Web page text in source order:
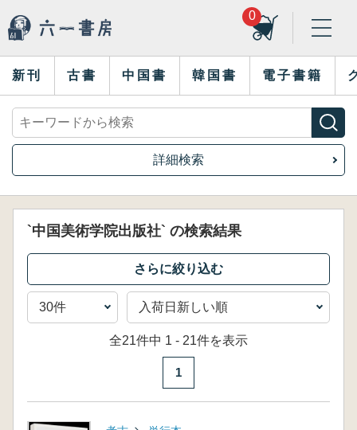
0
新刊 古書 中国書 韓国書 電子書籍
詳細検索
`中国美術学院出版社` の検索結果
全21件中 1 - 21件を表示
1